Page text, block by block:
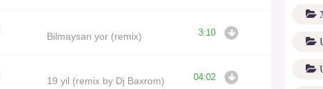
Bilmaysan yor (remix) 3:10
19 yil (remix by Dj Baxrom) 04:02